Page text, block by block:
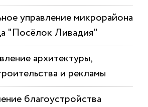
управление микрорайона
"Посёлок Ливадия"
архитектуры,
и рекламы
благоустройства